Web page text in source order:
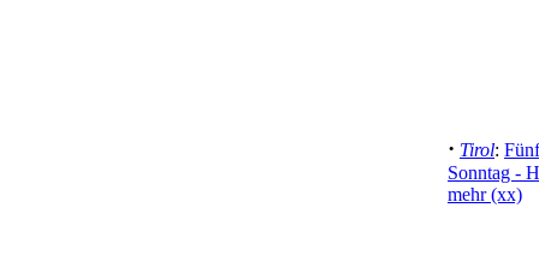
· Tirol:
Sonntag -
mehr (xx)